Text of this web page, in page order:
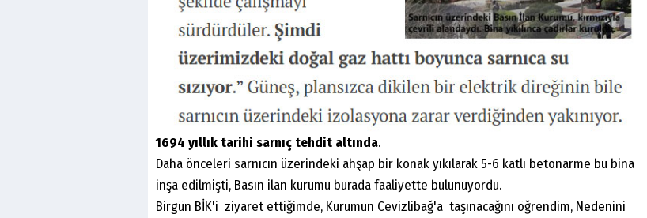
1694 yıllık tarihi sarnıç tehdit altında.
Daha önceleri sarnıcın üzerindeki ahşap bir konak yıkılarak 5-6 katlı betonarme bu bina
inşa edilmişti, Basın ilan kurumu burada faaliyette bulunuyordu.
Birgün BİK'i ziyaret ettiğimde, Kurumun Cevizlibağ'a taşınacağını öğrendim, Nedenini